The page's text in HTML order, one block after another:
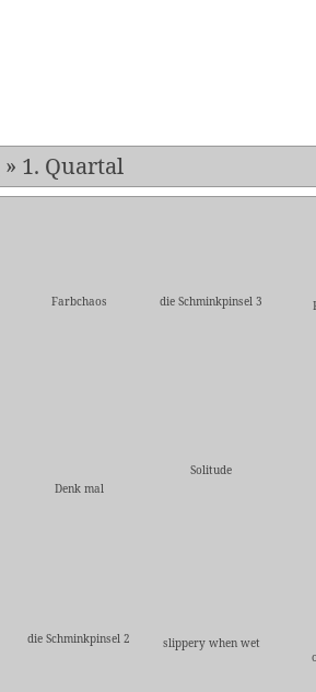
» 1. Quartal
Farbchaos die Schminkpinsel 3
Denk mal
Solitude
die Schminkpinsel 2
slippery when wet